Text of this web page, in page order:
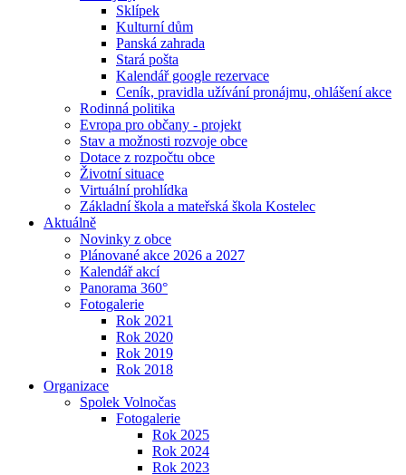
Sklípek
Kulturní dům
Panská zahrada
Stará pošta
Kalendář google rezervace
Ceník, pravidla užívání pronájmu, ohlášení akce
Rodinná politika
Evropa pro občany - projekt
Stav a možnosti rozvoje obce
Dotace z rozpočtu obce
Životní situace
Virtuální prohlídka
Základní škola a mateřská škola Kostelec
Aktuálně
Novinky z obce
Plánované akce 2026 a 2027
Kalendář akcí
Panorama 360°
Fotogalerie
Rok 2021
Rok 2020
Rok 2019
Rok 2018
Organizace
Spolek Volnočas
Fotogalerie
Rok 2025
Rok 2024
Rok 2023